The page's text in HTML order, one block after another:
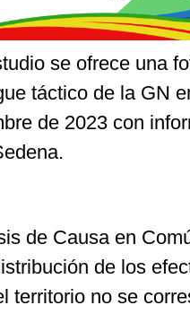
se ofrece una
táctico de la GN
de 2023 con
de Causa en
de los
territorio no se